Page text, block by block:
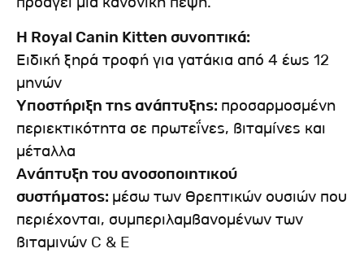
Η Royal Canin Kitten συνοπτικά:
Ειδική ξηρά τροφή για γατάκια από 4 έως 12
μηνών
Υποστήριξη της ανάπτυξης: προσαρμοσμένη
περιεκτικότητα σε πρωτεΐνες, βιταμίνες και
μέταλλα
Ανάπτυξη του ανοσοποιητικού
συστήματος: μέσω των θρεπτικών ουσιών που
περιέχονται, συμπεριλαμβανομένων των
βιταμινών C & E